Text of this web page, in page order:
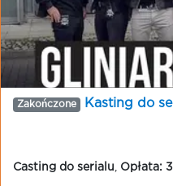
Zakończone Kasting do
Casting do serialu Opłata: